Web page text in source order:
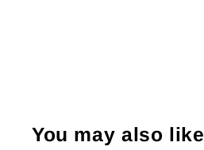
You may also like